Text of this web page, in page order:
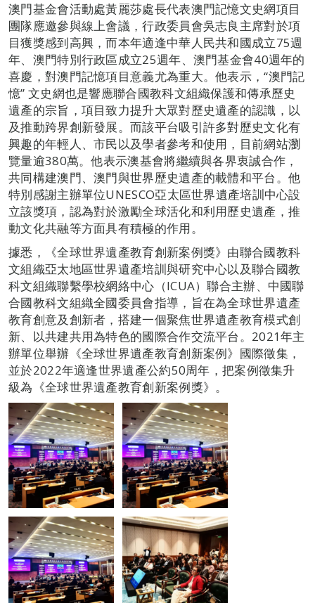
澳門基金會活動處黃麗莎處長代表澳門記憶文史網項目
團隊應邀參與線上會議，行政委員會吳志良主席對於項
目獲獎感到高興，而本年適逢中華人民共和國成立75週
年、澳門特別行政區成立25週年、澳門基金會40週年的
喜慶，對澳門記憶項目意義尤為重大。他表示，“澳門記
憶” 文史網也是響應聯合國教科文組織保護和傳承歷史
遺產的宗旨，項目致力提升大眾對歷史遺產的認識，以
及推動跨界創新發展。而該平台吸引許多對歷史文化有
興趣的年輕人、市民以及學者參考和使用，目前網站瀏
覽量逾380萬。他表示澳基會將繼續與各界衷誠合作，
共同構建澳門、澳門與世界歷史遺產的載體和平台。他
特別感謝主辦單位UNESCO亞太區世界遺產培訓中心設
立該獎項，認為對於激勵全球活化和利用歷史遺產，推
動文化共融等方面具有積極的作用。
據悉，《全球世界遺產教育創新案例獎》由聯合國教科
文組織亞太地區世界遺產培訓與研究中心以及聯合國教
科文組織聯繫學校網絡中心（ICUA）聯合主辦、中國聯
合國教科文組織全國委員會指導，旨在為全球世界遺產
教育創意及創新者，搭建一個聚焦世界遺產教育模式創
新、以共建共用為特色的國際合作交流平台。2021年主
辦單位舉辦《全球世界遺產教育創新案例》國際徵集，
並於2022年適逢世界遺產公約50周年，把案例徵集升
級為《全球世界遺產教育創新案例獎》。